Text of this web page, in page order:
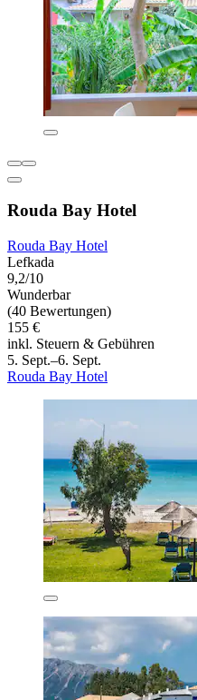
Rouda Bay Hotel
Rouda Bay Hotel
Lefkada
9,2/10
Wunderbar
(40 Bewertungen)
155 €
inkl. Steuern & Gebühren
5. Sept.–6. Sept.
Rouda Bay Hotel